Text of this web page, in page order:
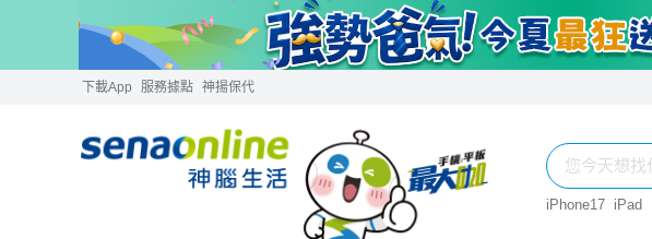
下載App 服務據點 神揚保代
iPhone17 iPad